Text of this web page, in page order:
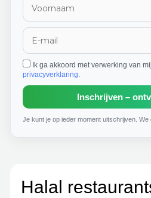
Ik ga akkoord met verwerking van
privacyverklaring
Inschrijven –
Je kunt je op ieder moment uitschrijven. We
Halal